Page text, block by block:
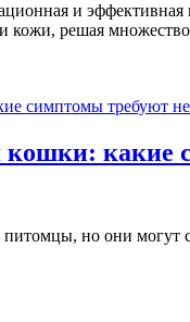
и
кожи, решая
кошки: какие
но они могут